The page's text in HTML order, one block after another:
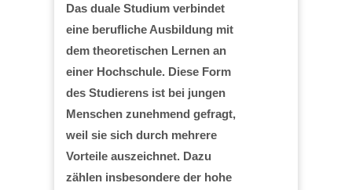
Das duale Studium verbindet
eine berufliche Ausbildung mit
dem theoretischen Lernen an
einer Hochschule. Diese Form
des Studierens ist bei jungen
Menschen zunehmend gefragt,
weil sie sich durch mehrere
Vorteile auszeichnet. Dazu
zählen insbesondere der hohe